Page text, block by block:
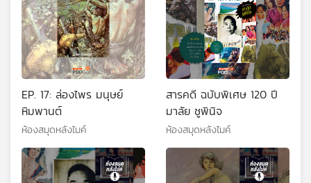
EP. 17: ล่องไพร มนุษย์
หิมพานต์
ห้องสมุดหลังไมค์
สารคดี ฉบับพิเศษ 120 ปี
มาลัย ชูพินิจ
ห้องสมุดหลังไมค์